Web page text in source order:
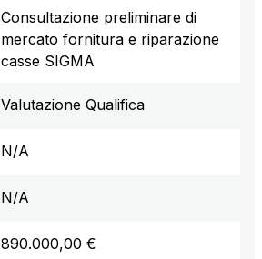
Consultazione preliminare di
mercato fornitura e riparazione
casse SIGMA
Valutazione Qualifica
N/A
N/A
890.000,00 €